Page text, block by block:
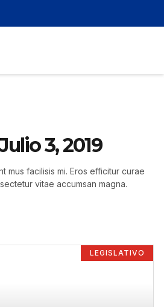
3, 2019
mus facilisis mi. Eros efficitur curae
vitae accumsan magna.
LEGISLATIVO